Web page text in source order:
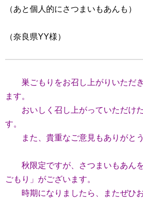
（あと個人的にさつまいもあんも）
（奈良県YY様）
巣ごもりをお召し上がりいただ
ます。
おいしく召し上がっていただけ
す。
また、貴重なご意見もありがとう
秋限定ですが、さつまいもあんを
ごもり」がございます。
時期になりましたら、またぜひお